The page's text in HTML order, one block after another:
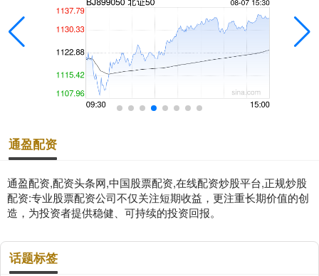
通盈配资
通盈配资,配资头条网,中国股票配资,在线配资炒股平台,正规炒股
配资:专业股票配资公司不仅关注短期收益，更注重长期价值的创
造，为投资者提供稳健、可持续的投资回报。
话题标签